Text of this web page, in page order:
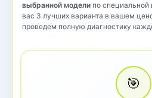
выбранной модели по
вас 3 лучших варианта в вашем
проведем полную диагностику
🎯